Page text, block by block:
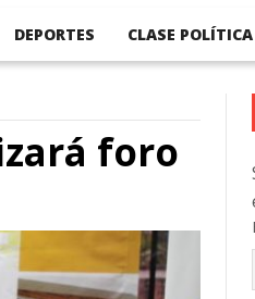
DEPORTES CLASE POLÍTICA
foro